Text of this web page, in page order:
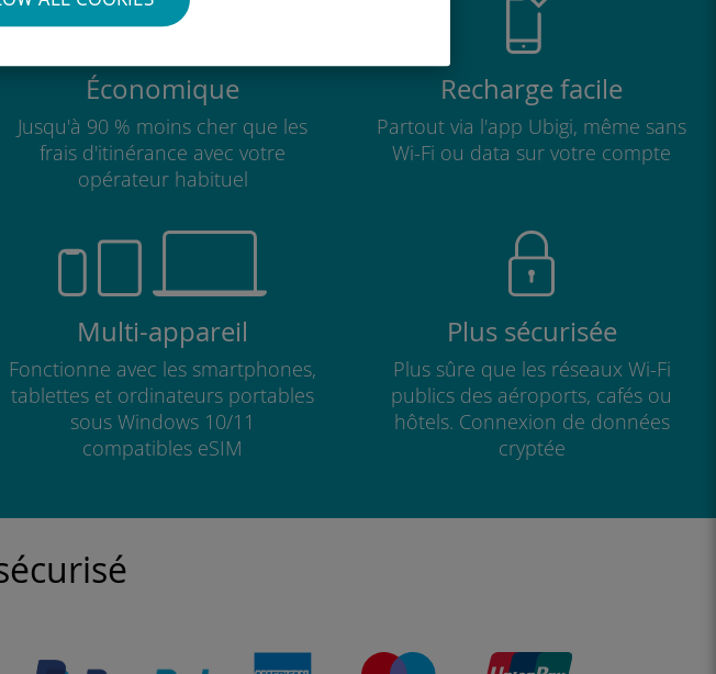
Économique
Jusqu'à 90 % moins cher que les
frais d'itinérance avec votre
opérateur habituel
Recharge facile
Partout via l'app Ubigi, même sans
Wi-Fi ou data sur votre compte
Multi-appareil
Fonctionne avec les smartphones,
tablettes et ordinateurs portables
sous Windows 10/11
compatibles eSIM
Plus sécurisée
Plus sûre que les réseaux Wi-Fi
publics des aéroports, cafés ou
hôtels. Connexion de données
cryptée